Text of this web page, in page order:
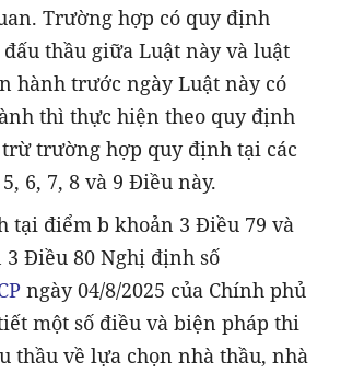
Trường hợp có quy định
thầu giữa Luật này và luật
hành trước ngày Luật này có
thì thực hiện theo quy định
trừ trường hợp quy định tại các
6, 7, 8 và 9 Điều này.
tại điểm b khoản 3 Điều 79 và
3 Điều 80 Nghị định số
ngày 04/8/2025 của Chính phủ
một số điều và biện pháp thi
thầu về lựa chọn nhà thầu, nhà